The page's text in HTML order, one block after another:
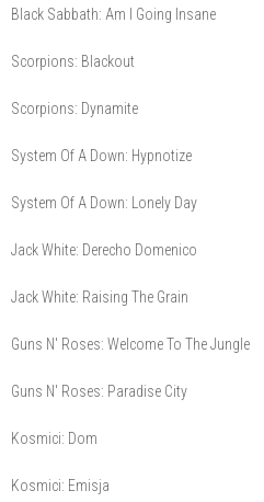
Black Sabbath: Am I Going Insane
Scorpions: Blackout
Scorpions: Dynamite
System Of A Down: Hypnotize
System Of A Down: Lonely Day
Jack White: Derecho Domenico
Jack White: Raising The Grain
Guns N' Roses: Welcome To The Jungle
Guns N' Roses: Paradise City
Kosmici: Dom
Kosmici: Emisja